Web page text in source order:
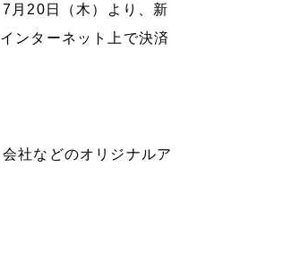
月20日（木）より、新
ンターネット上で決済
社などのオリジナルア